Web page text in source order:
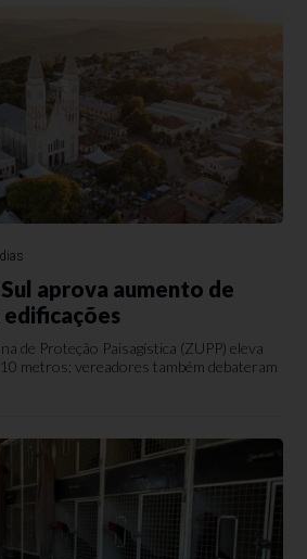
aprova aumento de
de Proteção Paisagística (ZUPP) eleva
metros; vereadores também debateram